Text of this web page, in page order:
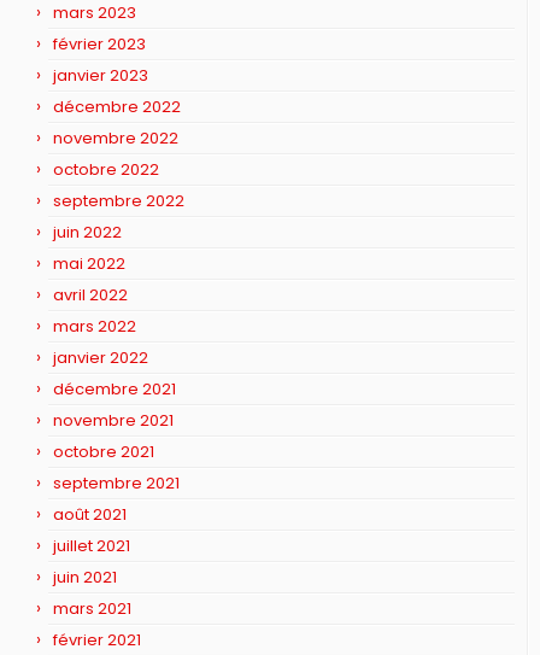
mars 2023
février 2023
janvier 2023
décembre 2022
novembre 2022
octobre 2022
septembre 2022
juin 2022
mai 2022
avril 2022
mars 2022
janvier 2022
décembre 2021
novembre 2021
octobre 2021
septembre 2021
août 2021
juillet 2021
juin 2021
mars 2021
février 2021